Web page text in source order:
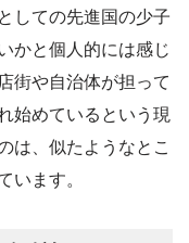
しての先進国の少子
かと個人的には感じ
街や自治体が担って
始めているという現
は、似たようなとこ
います。